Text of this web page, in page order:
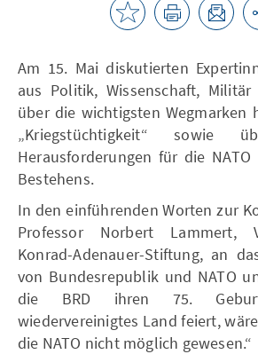
Am 15. Mai diskutierten
aus Politik, Wissenschaft,
über die wichtigsten Wegmarken
„Kriegstüchtigkeit“ sowie
Herausforderungen für die
Bestehens.
In den einführenden Worten zur
Professor Norbert Lammert,
Konrad-Adenauer-Stiftung, an
von Bundesrepublik und NATO
die BRD ihren 75.
wiedervereinigtes Land feiert,
die NATO nicht möglich gewesen.“